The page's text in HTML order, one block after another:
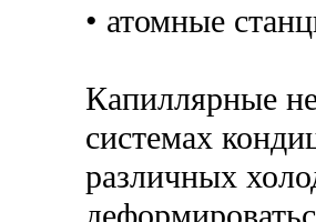
• атомные
Капиллярные
системах
различных